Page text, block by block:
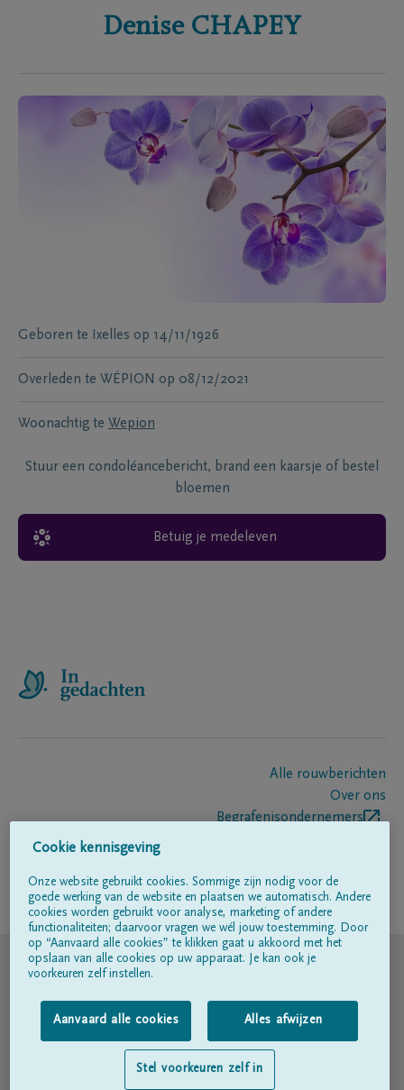
Denise CHAPEY
Geboren te Ixelles op 14/11/1926
Overleden te WÉPION op 08/12/2021
Woonachtig te Wepion
Stuur een condoléancebericht, brand een kaarsje of bestel
bloemen
Betuig je medeleven
Alle rouwberichten
Over ons
Begrafenisondernemers
Volg ons op
© DELA
Gebruiksvoorwaarden
Privacyverklaring
Toegankelijkheidsverklaring
Cookie kennisgeving
Onze website gebruikt cookies. Sommige zijn nodig voor de
goede werking van de website en plaatsen we automatisch. Andere
cookies worden gebruikt voor analyse, marketing of andere
functionaliteiten; daarvoor vragen we wél jouw toestemming. Door
op “Aanvaard alle cookies” te klikken gaat u akkoord met het
opslaan van alle cookies op uw apparaat. Je kan ook je
voorkeuren zelf instellen.
Aanvaard alle cookies Alles afwijzen
Stel voorkeuren zelf in